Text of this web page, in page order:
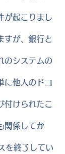
が起こりまし
すが、銀行と
のシステムの
に他人のドコ
付けられたこ
関係してか
を終了してい